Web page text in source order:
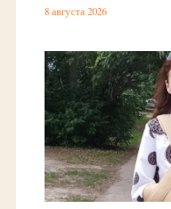
8 августа 2026